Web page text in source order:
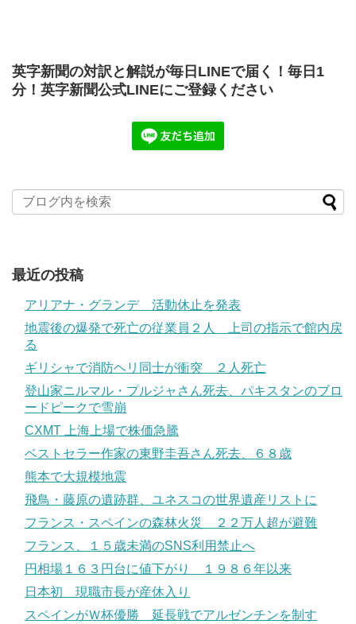
英字新聞の対訳と解説が毎日LINEで届く！毎日1
分！英字新聞公式LINEにご登録ください
最近の投稿
アリアナ・グランデ 活動休止を発表
地震後の爆発で死亡の従業員２人 上司の指示で館内戻
る
ギリシャで消防ヘリ同士が衝突 ２人死亡
登山家ニルマル・プルジャさん死去、パキスタンのブロ
ードピークで雪崩
CXMT 上海上場で株価急騰
ベストセラー作家の東野圭吾さん死去、６８歳
熊本で大規模地震
飛鳥・藤原の遺跡群、ユネスコの世界遺産リストに
フランス・スペインの森林火災 ２２万人超が避難
フランス、１５歳未満のSNS利用禁止へ
円相場１６３円台に値下がり １９８６年以来
日本初 現職市長が産休入り
スペインがＷ杯優勝 延長戦でアルゼンチンを制す